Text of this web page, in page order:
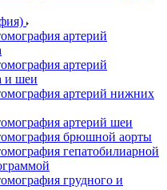
артерий
артерий
и шеи
артерий нижних
артерий шеи
брюшной аорты
гепатобилиарной
грудного и